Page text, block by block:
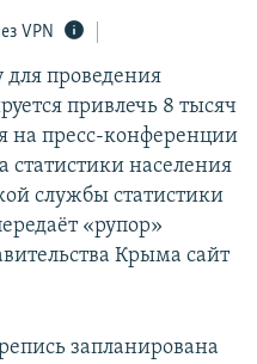
СОПРОТИВЛЕНИЯ
VPN
проведения
привлечь 8 тысяч
на пресс-конференции
статистики населения
службы статистики
«рупор»
Крыма сайт
запланирована